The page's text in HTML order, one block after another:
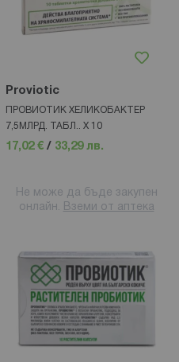
Proviotic
ПРОВИОТИК ХЕЛИКОБАКТЕР
7,5МЛРД. ТАБЛ.. X 10
17,02 € / 33,29 лв.
Не може да бъде закупен
онлайн. Вземи от аптека